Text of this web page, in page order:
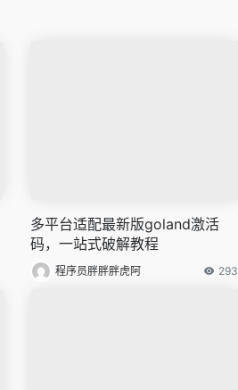
多平台适配最新版goland激活
码，一站式破解教程
程序员胖胖胖虎阿 293